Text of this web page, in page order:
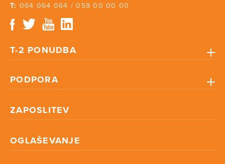
T: 064 064 064 /059 00 00 00
T-2 PONUDBA
PODPORA
ZAPOSLITEV
OGLAŠEVANJE